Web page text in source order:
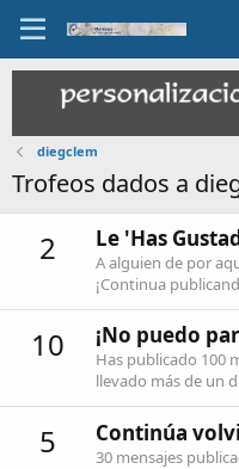
diegclem
Trofeos dados a
2 Le 'Has
A alguien de por
¡Continua
10 ¡No puedo
Has publicado 100
llevado más de un
5 Continúa
30 mensajes